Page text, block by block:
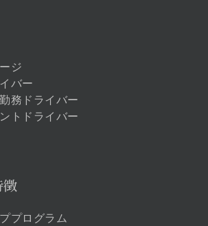
ジ
バー
務ドライバー
トドライバー
徴
プログラム